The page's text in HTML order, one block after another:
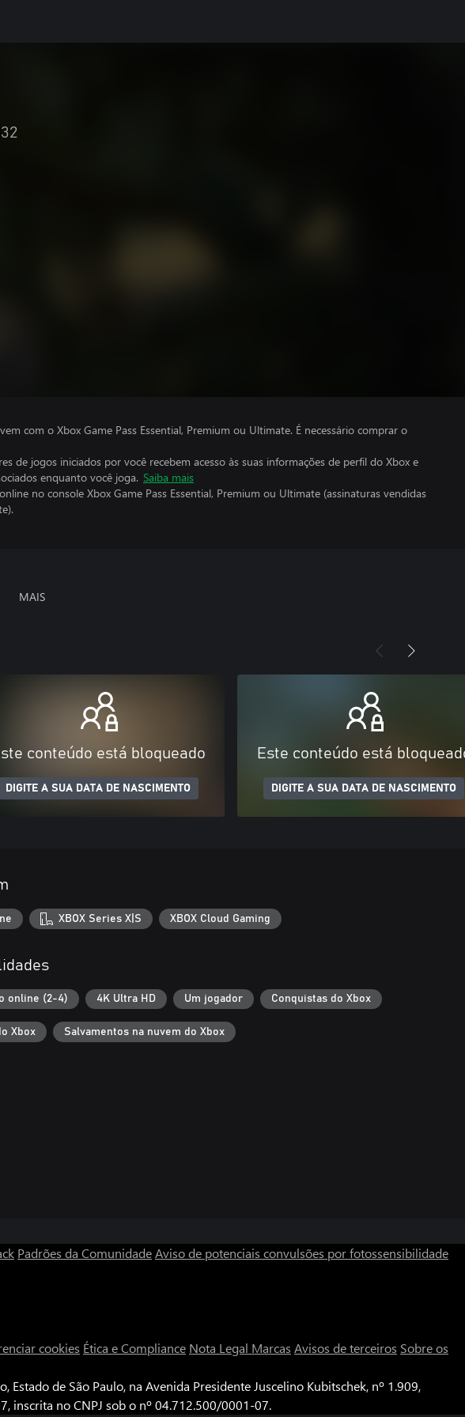
com o Xbox Game Pass Essential, Premium ou Ultimate. É necessário comprar o
de jogos iniciados por você recebem acesso às suas informações de perfil do Xbox e
enquanto você joga. Saiba mais
no console Xbox Game Pass Essential, Premium ou Ultimate (assinaturas vendidas
MAIS
conteúdo está bloqueado
DIGITE A SUA DATA DE NASCIMENTO
Este conteúdo está
DIGITE A SUA DATA DE NASCIMENTO
XBOX Series X|S XBOX Cloud Gaming
online (2-4) 4K Ultra HD Um jogador Conquistas do Xbox
Xbox Salvamentos na nuvem do Xbox
Padrões da ComunidadeAviso de potenciais convulsões por fotossensibilidade
cookies Ética e Compliance Nota Legal Marcas Avisos de terceiros Sobre os
de São Paulo, na Avenida Presidente Juscelino Kubitschek, nº 1.909,
inscrita no CNPJ sob o nº 04.712.500/0001-07.